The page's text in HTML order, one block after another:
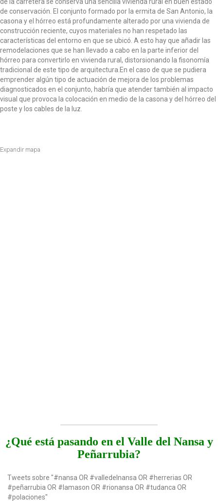
de conservación. El conjunto formado por la ermita de San Antonio, la
casona y el hórreo está profundamente alterado por una vivienda de
construcción reciente, cuyos materiales no han respetado las
características del entorno en que se ubicó. A esto hay que añadir las
remodelaciones que se han llevado a cabo en la parte inferior del
hórreo para convertirlo en vivienda rural, distorsionando la fisonomía
tradicional de este tipo de arquitectura.En el caso de que se pudiera
emprender algún tipo de actuación de mejora de los problemas
diagnosticados en el conjunto, habría que atender también al impacto
visual que provoca la colocación en medio de la casona y del hórreo del
poste y los cables de la luz.
Expandir mapa
¿Qué está pasando en el Valle del Nansa y
Peñarrubia?
Tweets sobre "#nansa OR #valledelnansa OR #herrerias OR
#peñarrubia OR #lamason OR #rionansa OR #tudanca OR
#polaciones"